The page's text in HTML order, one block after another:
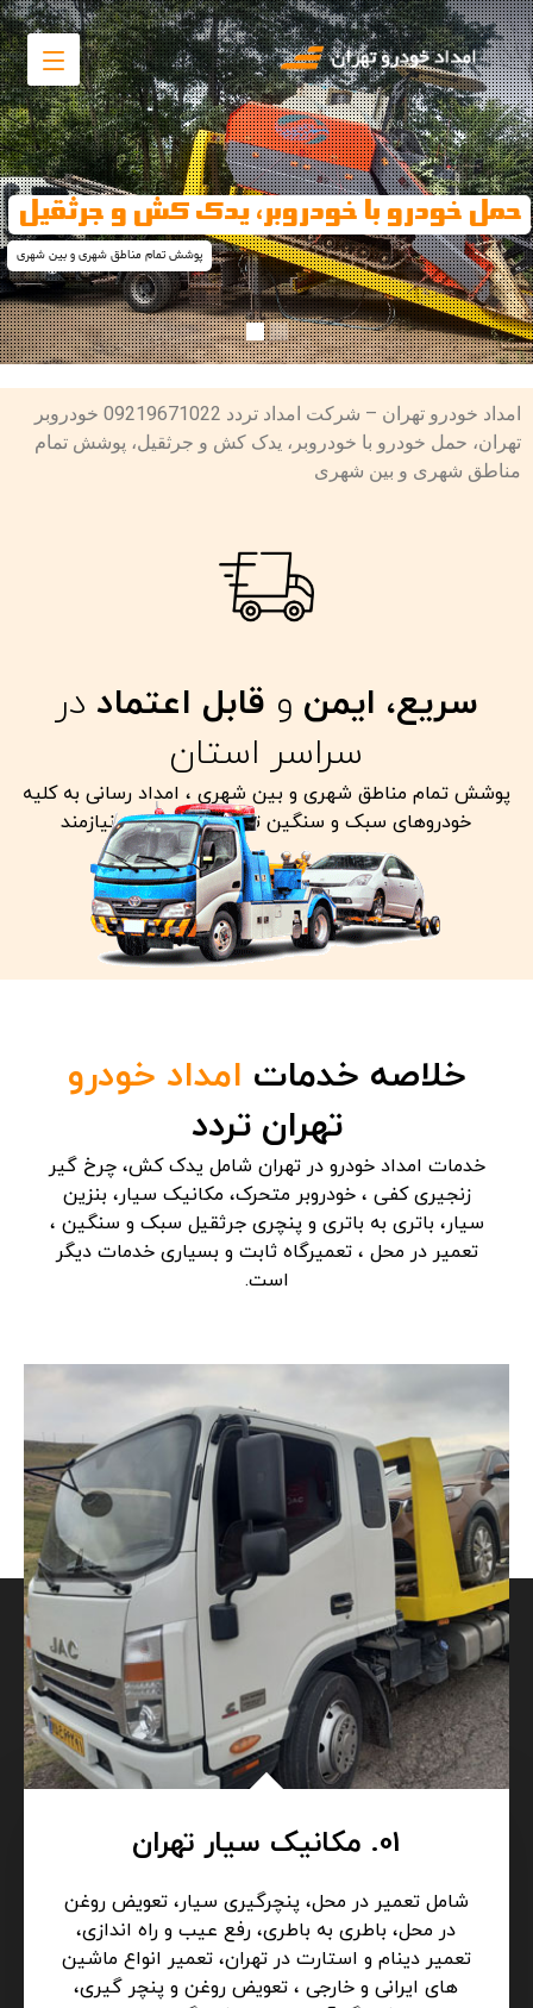
- خودروبر تهران
امداد خودرو تهران – شرکت امداد تردد 09219671022 خودروبر
تهران، حمل خودرو با خودروبر، یدک کش و جرثقیل، پوشش تمام
مناطق شهری و بین شهری
سریع، ایمن و قابل اعتماد در
سراسر استان
پوشش تمام مناطق شهری و بین شهری ، امداد رسانی به کلیه
خودروهای سبک و سنگین تصادفی معیوب و نیازمند
خلاصه خدمات امداد خودرو
تهران تردد
خدمات امداد خودرو در تهران شامل یدک کش، چرخ گیر
زنجیری کفی ، خودروبر متحرک، مکانیک سیار، بنزین
سیار، باتری به باتری و پنچری جرثقیل سبک و سنگین ،
تعمیر در محل ، تعمیرگاه ثابت و بسیاری خدمات دیگر
است.
01. مکانیک سیار تهران
شامل تعمیر در محل، پنچرگیری سیار، تعویض روغن
در محل، باطری به باطری، رفع عیب و راه اندازی،
تعمیر دینام و استارت در تهران، تعمیر انواع ماشین
های ایرانی و خارجی ، تعویض روغن و پنچر گیری،